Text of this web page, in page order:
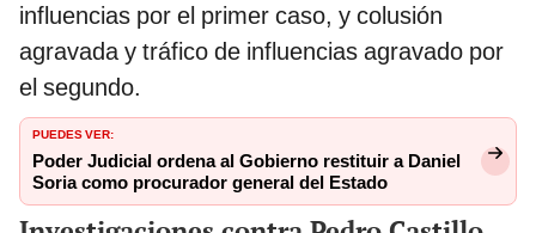
influencias por el primer caso, y colusión
agravada y tráfico de influencias agravado por
el segundo.
PUEDES VER:
Poder Judicial ordena al Gobierno restituir a Daniel
Soria como procurador general del Estado